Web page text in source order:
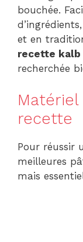
bouchée.
et en
recette kalb
recherchée
recette
Pour réussir
meilleures
mais